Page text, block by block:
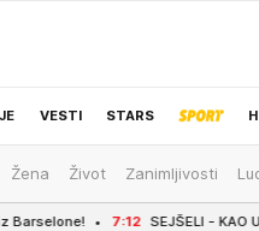
VESTI STARS
REGION NEWS IZBOR
Žena Život Zanimljivosti
SEJŠELI - KAO U RAJU, ALI...